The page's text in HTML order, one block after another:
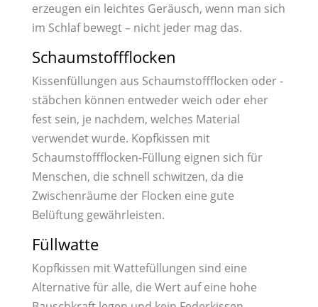
erzeugen ein leichtes Geräusch, wenn man sich
im Schlaf bewegt – nicht jeder mag das.
Schaumstoffflocken
Kissenfüllungen aus Schaumstoffflocken oder -
stäbchen können entweder weich oder eher
fest sein, je nachdem, welches Material
verwendet wurde. Kopfkissen mit
Schaumstoffflocken-Füllung eignen sich für
Menschen, die schnell schwitzen, da die
Zwischenräume der Flocken eine gute
Belüftung gewährleisten.
Füllwatte
Kopfkissen mit Wattefüllungen sind eine
Alternative für alle, die Wert auf eine hohe